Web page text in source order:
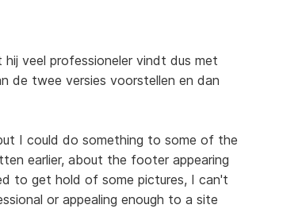
veel professioneler vindt dus met
de twee versies voorstellen en dan
I could do something to some of the
earlier, about the footer appearing
to get hold of some pictures, I can't
or appealing enough to a site